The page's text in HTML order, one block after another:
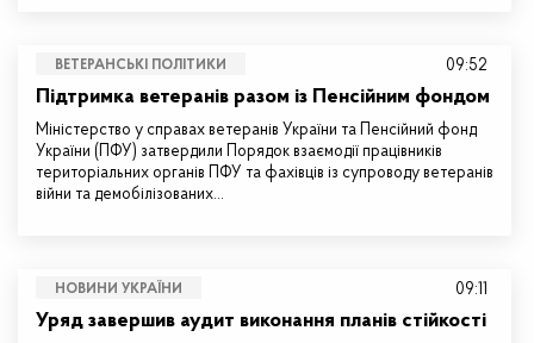
ВЕТЕРАНСЬКІ ПОЛІТИКИ
Підтримка ветеранів разом із Пенсійним фондом
Міністерство у справах ветеранів України та Пенсійний фонд
України (ПФУ) затвердили Порядок взаємодії працівників
територіальних органів ПФУ та фахівців із супроводу ветеранів
війни та демобілізованих…
09:52
НОВИНИ УКРАЇНИ
Уряд завершив аудит виконання планів стійкості
09:11